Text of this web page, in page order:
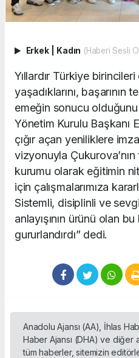
Erkek Kadın (Haberi Sesli
Yıllardır Türkiye
yaşadıklarını, başarının
emeğin sonucu
Yönetim Kurulu Başkanı
çığır açan yeniliklere
vizyonuyla
kurumu olarak eğitimin
için çalışmalarımıza
Sistemli, disiplinli ve
anlayışının ürünü olan
gururlandırdı” dedi.
Anadolu Ajansı (AA), İhlas
Haber Ajansı (DHA) ve diğer
tüm haberler, sitemizin